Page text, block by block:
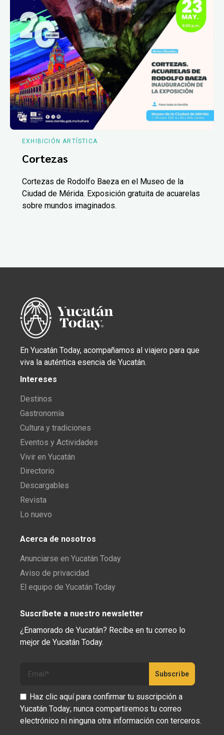
EXHIBICIÓN ARTÍSTICA
Cortezas
Cortezas de Rodolfo Baeza en el Museo de la
Ciudad de Mérida. Exposición gratuita de acuarelas
sobre mundos imaginados.
En Yucatán Today, acompañamos al viajero para que
viva la auténtica esencia de Yucatán.
Intereses
Destinos
Gastronomía
Cultura y tradiciones
Eventos y Actividades
Vivir en Yucatán
Directorio
Descargables
Revista
Lo nuevo
Acerca de nosotros
Anunciarse en Yucatán Today
Aviso de privacidad
El equipo de Yucatán Today
Suscríbete a nuestro newsletter
¿Enamorado de Yucatán? Recibe en tu correo lo
mejor de Yucatán Today.
Haz clic aquí para confirmar tu suscripción a
Yucatán Today; nunca compartiremos tu correo
electrónico ni ninguna otra información con terceros.